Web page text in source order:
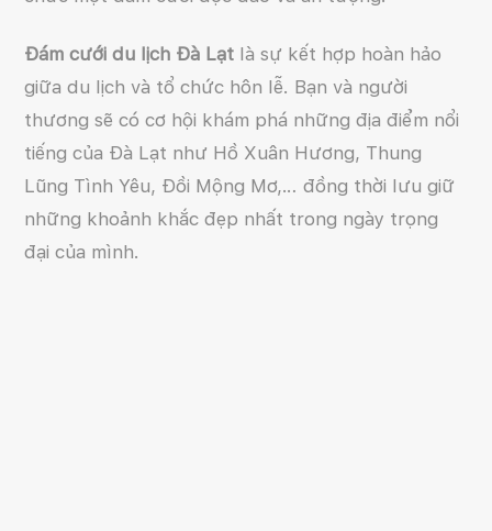
Đám cưới du lịch Đà Lạt là sự kết hợp hoàn hảo
giữa du lịch và tổ chức hôn lễ. Bạn và người
thương sẽ có cơ hội khám phá những địa điểm nổi
tiếng của Đà Lạt như Hồ Xuân Hương, Thung
Lũng Tình Yêu, Đồi Mộng Mơ,… đồng thời lưu giữ
những khoảnh khắc đẹp nhất trong ngày trọng
đại của mình.